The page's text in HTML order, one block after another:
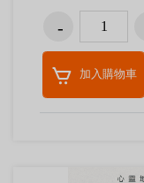
加入購物車